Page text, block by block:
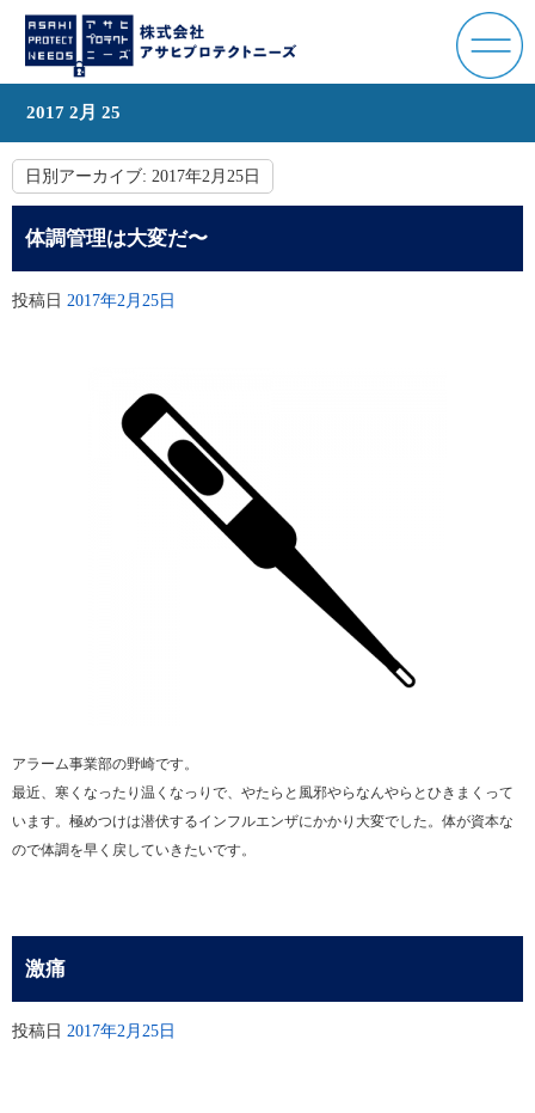
2017 2月 25
日別アーカイブ: 2017年2月25日
体調管理は大変だ〜
投稿日 2017年2月25日
アラーム事業部の野崎です。
最近、寒くなったり温くなっりで、やたらと風邪やらなんやらとひきまくって
います。極めつけは潜伏するインフルエンザにかかり大変でした。体が資本な
ので体調を早く戻していきたいです。
激痛
投稿日 2017年2月25日